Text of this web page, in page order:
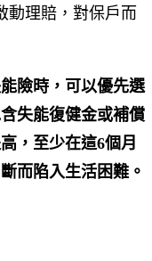
動理賠，對保戶而
險時，可以優先選
失能復健金或補償
，至少在這6個月
而陷入生活困難。